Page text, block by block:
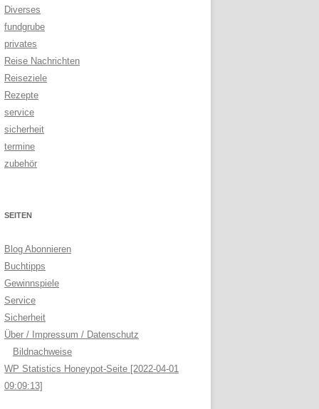
Diverses
fundgrube
privates
Reise Nachrichten
Reiseziele
Rezepte
service
sicherheit
termine
zubehör
SEITEN
Blog Abonnieren
Buchtipps
Gewinnspiele
Service
Sicherheit
Über / Impressum / Datenschutz
Bildnachweise
WP Statistics Honeypot-Seite [2022-04-01
09:09:13]